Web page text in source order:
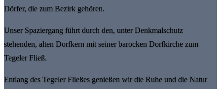
Dörfer, die zum Bezirk gehören.
Unser Spaziergang führt durch den, unter Denkmalschutz
stehenden, alten Dorfkern mit seiner barocken Dorfkirche zum
Tegeler Fließ.
Entlang des Tegeler Fließes genießen wir die Ruhe und die Natur